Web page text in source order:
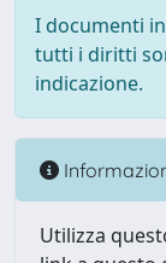
I documenti
tutti i diritti
indicazione.
Utilizza